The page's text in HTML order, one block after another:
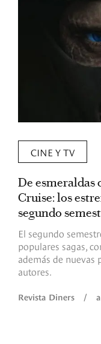
CINE Y TV
De esmeraldas
Cruise: los
segundo
El segundo
populares sagas,
además de nuevas
autores.
Revista Diners /